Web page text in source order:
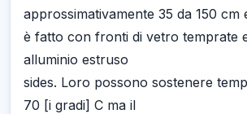
approssimativamente 35 da 150 cm
è fatto con fronti di vetro temprate
alluminio estruso
sides. Loro possono sostenere
70 [i gradi] C ma il